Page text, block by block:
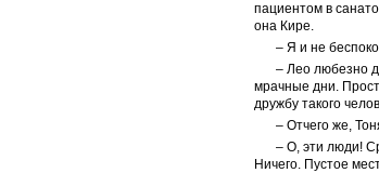
пациентом в
она Кире.
– Я и не
– Лео любезно
мрачные дни.
дружбу такого
– Отчего же,
– О, эти люди!
Ничего. Пустое